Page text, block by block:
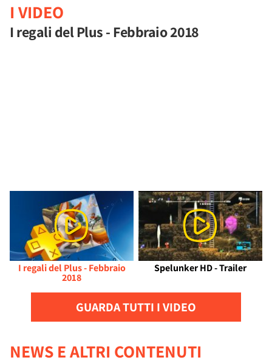
I VIDEO
I regali del Plus - Febbraio 2018
I regali del Plus - Febbraio
2018
Spelunker HD - Trailer
GUARDA TUTTI I VIDEO
NEWS E ALTRI CONTENUTI